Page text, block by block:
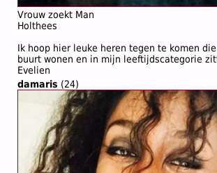
Vrouw zoekt Man
Holthees
Ik hoop hier leuke heren tegen te komen
buurt wonen en in mijn leeftijdscategorie
Evelien
damaris (24)